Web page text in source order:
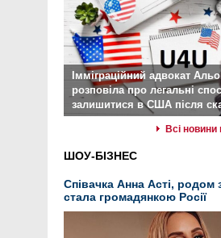
Імміграційний адвокат
розповіла про легальні
залишитися в США після
Всі
ШОУ-БІЗНЕС
Співачка Анна Асті, родом
стала громадянкою Росії